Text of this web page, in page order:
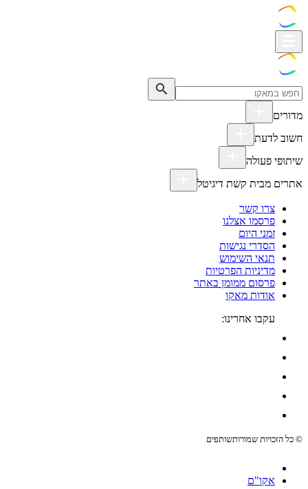
מדורים
חשוב לדעת
שיתופי פעולה
אתרים מבית קשת דיגיטל
צרו קשר
פרסמו אצלנו
זמני היום
הסדרי נגישות
תנאי השימוש
מדיניות הפרטיות
פרסום ממומן באתר
אודות מאקו
עקבו אחרינו:
© כל הזכויות שמורותשותפים
אקו"ם